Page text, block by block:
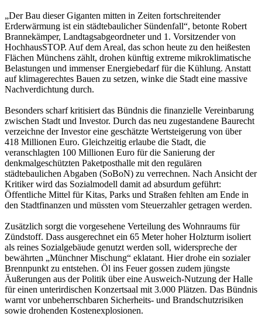
„Der Bau dieser Giganten mitten in Zeiten fortschreitender
Erderwärmung ist ein städtebaulicher Sündenfall“, betonte Robert
Brannekämper, Landtagsabgeordneter und 1. Vorsitzender von
HochhausSTOP. Auf dem Areal, das schon heute zu den heißesten
Flächen Münchens zählt, drohen künftig extreme mikroklimatische
Belastungen und immenser Energiebedarf für die Kühlung. Anstatt
auf klimagerechtes Bauen zu setzen, winke die Stadt eine massive
Nachverdichtung durch.
Besonders scharf kritisiert das Bündnis die finanzielle Vereinbarung
zwischen Stadt und Investor. Durch das neu zugestandene Baurecht
verzeichne der Investor eine geschätzte Wertsteigerung von über
418 Millionen Euro. Gleichzeitig erlaube die Stadt, die
veranschlagten 100 Millionen Euro für die Sanierung der
denkmalgeschützten Paketposthalle mit den regulären
städtebaulichen Abgaben (SoBoN) zu verrechnen. Nach Ansicht der
Kritiker wird das Sozialmodell damit ad absurdum geführt:
Öffentliche Mittel für Kitas, Parks und Straßen fehlten am Ende in
den Stadtfinanzen und müssten vom Steuerzahler getragen werden.
Zusätzlich sorgt die vorgesehene Verteilung des Wohnraums für
Zündstoff. Dass ausgerechnet ein 65 Meter hoher Holzturm isoliert
als reines Sozialgebäude genutzt werden soll, widerspreche der
bewährten „Münchner Mischung“ eklatant. Hier drohe ein sozialer
Brennpunkt zu entstehen. Öl ins Feuer gossen zudem jüngste
Äußerungen aus der Politik über eine Ausweich-Nutzung der Halle
für einen unterirdischen Konzertsaal mit 3.000 Plätzen. Das Bündnis
warnt vor unbeherrschbaren Sicherheits- und Brandschutzrisiken
sowie drohenden Kostenexplosionen.